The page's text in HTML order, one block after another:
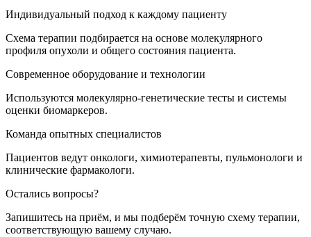
Индивидуальный подход к каждому пациенту
Схема терапии подбирается на основе молекулярного
профиля опухоли и общего состояния пациента.
Современное оборудование и технологии
Используются молекулярно-генетические тесты и системы
оценки биомаркеров.
Команда опытных специалистов
Пациентов ведут онкологи, химиотерапевты, пульмонологи и
клинические фармакологи.
Остались вопросы?
Запишитесь на приём, и мы подберём точную схему терапии,
соответствующую вашему случаю.